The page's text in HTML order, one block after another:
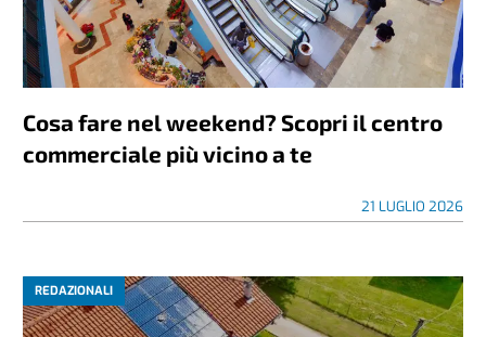
Cosa fare nel weekend? Scopri il centro
commerciale più vicino a te
21 LUGLIO 2026
REDAZIONALI